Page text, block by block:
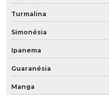
Turmalina
Simonésia
Ipanema
Guaranésia
Manga